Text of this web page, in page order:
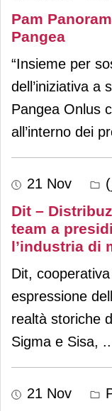
Pam
Pangea
“Insieme per
dell’iniziativa a
Pangea Onlus
all’interno dei
21 Nov
Dit –
team a
l’industria di
Dit,
espressione
realtà storiche
Sigma e Sisa,
21 Nov